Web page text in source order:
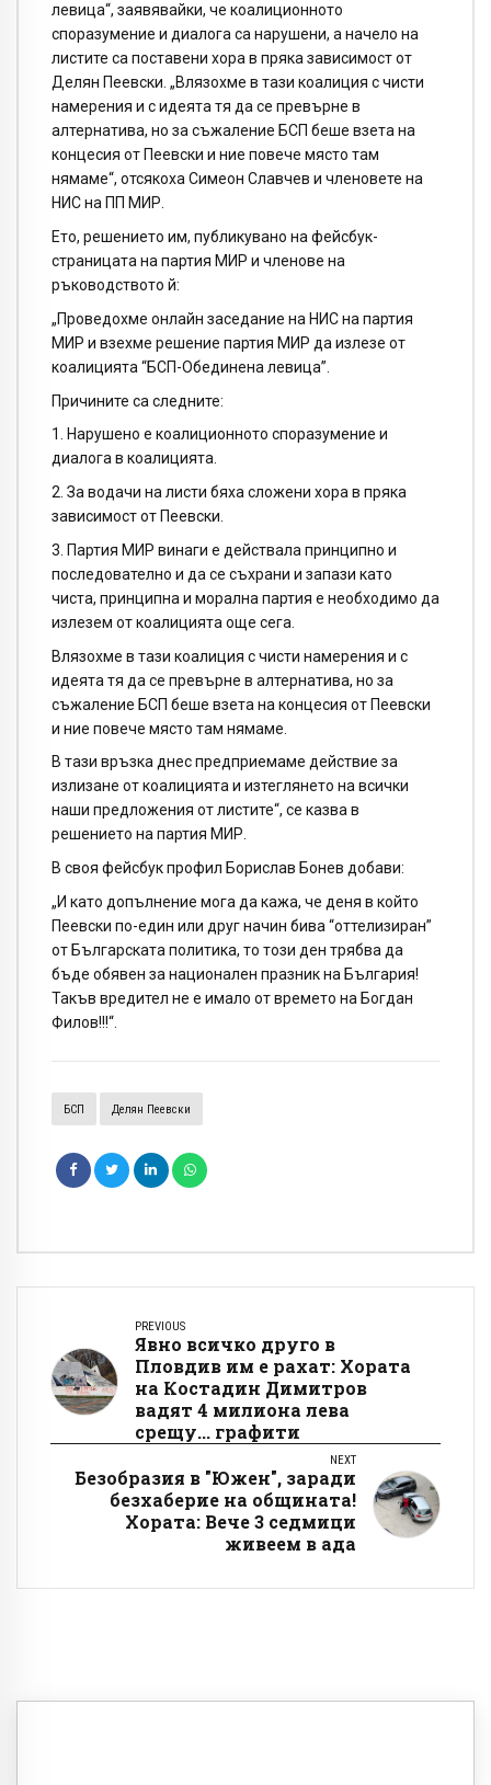
левица“, заявявайки, че коалиционното
споразумение и диалога са нарушени, а начело на
листите са поставени хора в пряка зависимост от
Делян Пеевски. „Влязохме в тази коалиция с чисти
намерения и с идеята тя да се превърне в
алтернатива, но за съжаление БСП беше взета на
концесия от Пеевски и ние повече място там
нямаме“, отсякоха Симеон Славчев и членовете на
НИС на ПП МИР.
Ето, решението им, публикувано на фейсбук-
страницата на партия МИР и членове на
ръководството й:
„Проведохме онлайн заседание на НИС на партия
МИР и взехме решение партия МИР да излезе от
коалицията “БСП-Обединена левица”.
Причините са следните:
1. Нарушено е коалиционното споразумение и
диалога в коалицията.
2. За водачи на листи бяха сложени хора в пряка
зависимост от Пеевски.
3. Партия МИР винаги е действала принципно и
последователно и да се съхрани и запази като
чиста, принципна и морална партия е необходимо да
излезем от коалицията още сега.
Влязохме в тази коалиция с чисти намерения и с
идеята тя да се превърне в алтернатива, но за
съжаление БСП беше взета на концесия от Пеевски
и ние повече място там нямаме.
В тази връзка днес предприемаме действие за
излизане от коалицията и изтеглянето на всички
наши предложения от листите“, се казва в
решението на партия МИР.
В своя фейсбук профил Борислав Бонев добави:
„И като допълнение мога да кажа, че деня в който
Пеевски по-един или друг начин бива “оттелизиран”
от Българската политика, то този ден трябва да
бъде обявен за национален празник на България!
Такъв вредител не е имало от времето на Богдан
Филов!!!“.
БСП Делян Пеевски
PREVIOUS
Явно всичко друго в
Пловдив им е рахат: Хората
на Костадин Димитров
вадят 4 милиона лева
срещу... графити
NEXT
Безобразия в "Южен", заради
безхаберие на общината!
Хората: Вече 3 седмици
живеем в ада